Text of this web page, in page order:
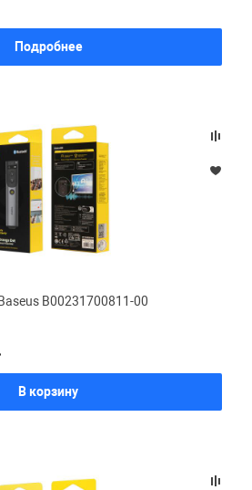
Подробнее
B00231700811-00
В корзину